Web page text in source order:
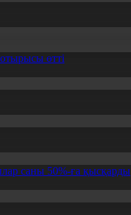
өтті
саны 50%-ға қысқарды